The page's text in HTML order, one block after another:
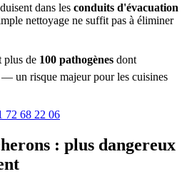
dans les conduits d'évacuation
nettoyage ne suffit pas à éliminer
plus de 100 pathogènes dont
un risque majeur pour les cuisines
72 68 22 06
: plus dangereux